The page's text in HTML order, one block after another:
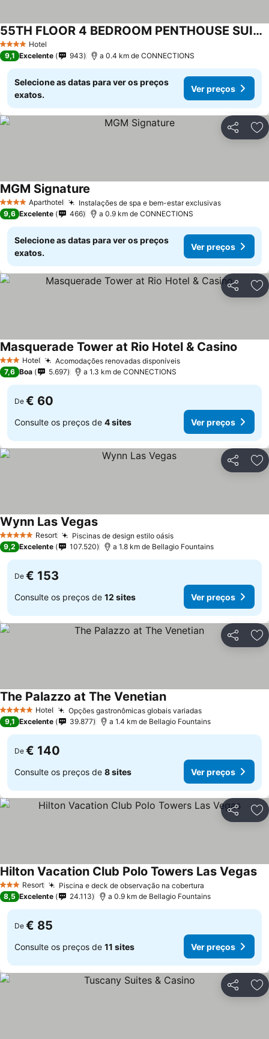
4 EstrelasHotel
55TH FLOOR 4 BEDROOM PENTHOUSE SUITE IN ELARA HILTON FOR 12
9,1 Excelente 943 a 0.4 km de CONNECTIONS
Selecione as datas para ver os preços
exatos.
Ver preços
Partilhar
4 EstrelasAparthotel Instalações de spa e bem-estar exclusivas
MGM Signature
9,6 Excelente 466 a 0.9 km de CONNECTIONS
Selecione as datas para ver os preços
exatos.
Ver preços
Partilhar
3 EstrelasHotel Acomodações renovadas disponíveis
Masquerade Tower at Rio Hotel & Casino
7,6 Boa 5.697 a 1.3 km de CONNECTIONS
De € 60
Consulte os preços de 4 sites Ver preços
Partilhar
5 Estrelas Resort Piscinas de design estilo oásis
Wynn Las Vegas
9,2 Excelente 107.520 a 1.8 km de Bellagio Fountains
De € 153
Consulte os preços de 12 sites Ver preços
Partilhar
5 Estrelas Hotel Opções gastronômicas globais variadas
The Palazzo at The Venetian
9,1 Excelente 39.877 a 1.4 km de Bellagio Fountains
De € 140
Consulte os preços de 8 sites Ver preços
Partilhar
3 EstrelasResort Piscina e deck de observação na cobertura
Hilton Vacation Club Polo Towers Las Vegas
8,5 Excelente 24.113 a 0.9 km de Bellagio Fountains
De € 85
Consulte os preços de 11 sites Ver preços
Partilhar